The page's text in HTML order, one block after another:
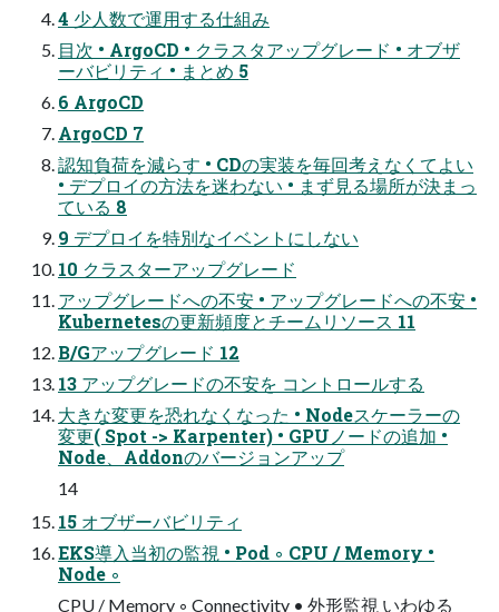
4 少人数で運用する仕組み
目次 • ArgoCD • クラスタアップグレード • オブザ
ーバビリティ • まとめ 5
6 ArgoCD
ArgoCD 7
認知負荷を減らす • CDの実装を毎回考えなくてよい
• デプロイの方法を迷わない • まず見る場所が決まっ
ている 8
9 デプロイを特別なイベントにしない
10 クラスターアップグレード
アップグレードへの不安 • アップグレードへの不安 •
Kubernetesの更新頻度とチームリソース 11
B/Gアップグレード 12
13 アップグレードの不安を コントロールする
大きな変更を恐れなくなった • Nodeスケーラーの
変更( Spot -> Karpenter) • GPUノードの追加 •
Node、Addonのバージョンアップ
14
15 オブザーバビリティ
EKS導入当初の監視 • Pod ◦ CPU / Memory •
Node ◦
CPU / Memory ◦ Connectivity • 外形監視 いわゆる